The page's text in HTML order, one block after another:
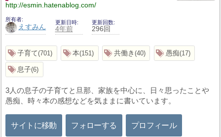
http://esmin.hatenablog.com/
所有者
えすみん
更新日時
4年前
更新回数
296回
子育て 701 本 151 共働き 40 愚痴 17
息子 6
3人の息子の子育てと旦那、家族を中心に、日々思ったことや
愚痴、時々本の感想などを気ままに書いています。
サイトに移動 フォローする プロフィール